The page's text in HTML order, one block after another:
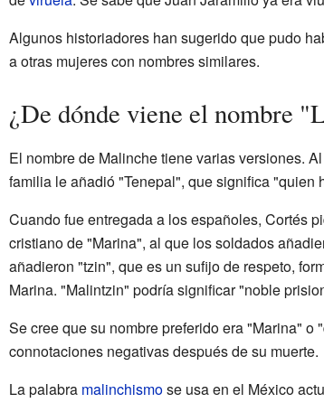
Algunos historiadores han sugerido que pudo
a otras mujeres con nombres similares.
¿De dónde viene el nombre
El nombre de Malinche tiene varias versiones.
familia le añadió "Tenepal", que significa "quien
Cuando fue entregada a los españoles, Cortés
cristiano de "Marina", al que los soldados
añadieron "tzin", que es un sufijo de respeto,
Marina. "Malintzin" podría significar "noble
Se cree que su nombre preferido era "Marina"
connotaciones negativas después de su muerte.
La palabra malinchismose usa en el México